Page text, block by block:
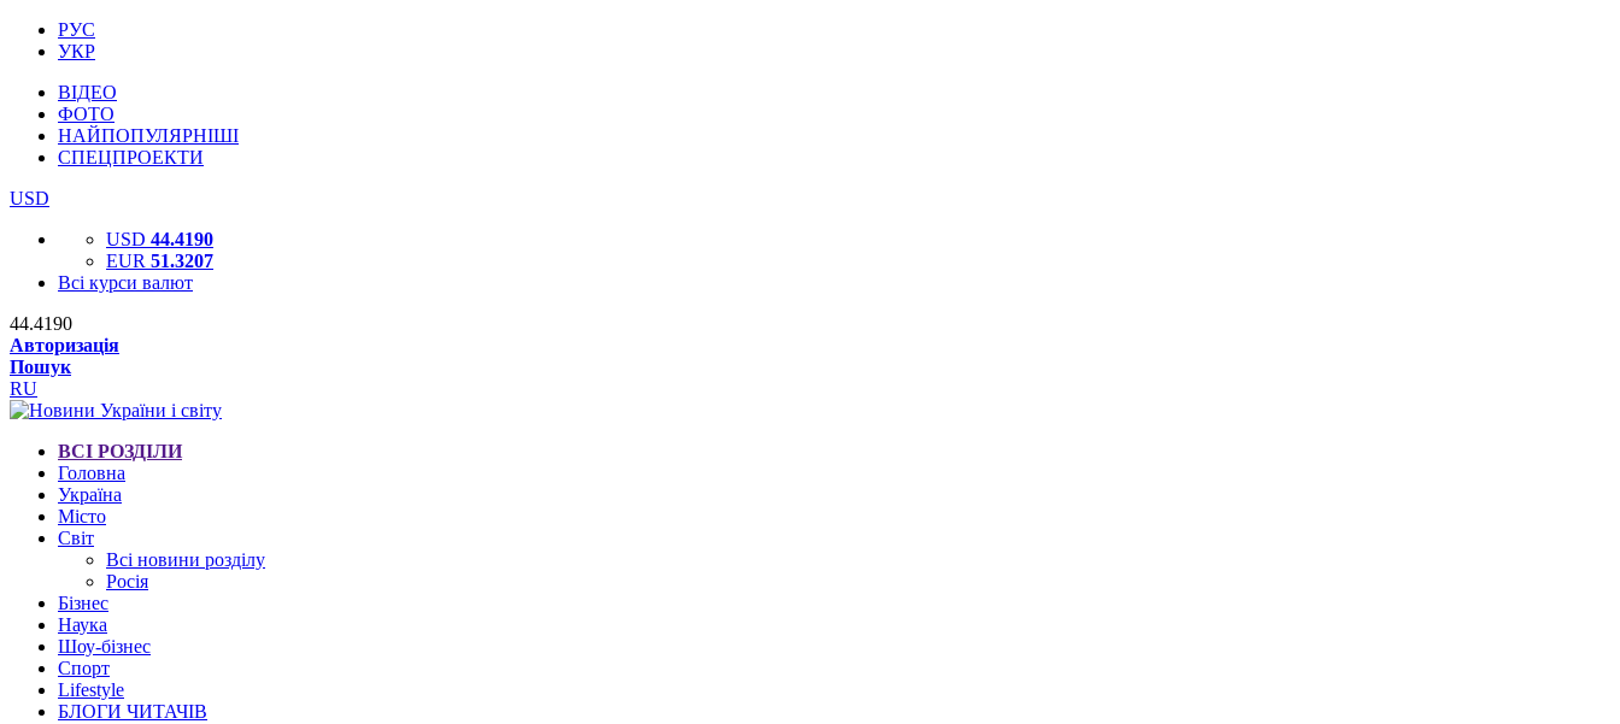
РУС
УКР
ВІДЕО
ФОТО
НАЙПОПУЛЯРНІШІ
СПЕЦПРОЕКТИ
USD
USD 44.4190
EUR 51.3207
Всі курси валют
44.4190
Авторизація
Пошук
RU
ВСІ РОЗДІЛИ
Головна
Україна
Місто
Світ
Всі новини розділу
Росія
Бізнес
Наука
Шоу-бізнес
Спорт
Lifestyle
БЛОГИ ЧИТАЧІВ